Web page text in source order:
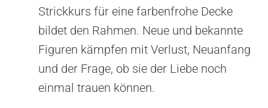
Strickkurs für eine farbenfrohe Decke
bildet den Rahmen. Neue und bekannte
Figuren kämpfen mit Verlust, Neuanfang
und der Frage, ob sie der Liebe noch
einmal trauen können.